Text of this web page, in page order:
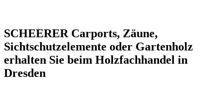
SCHEERER Carports, Zäune,
Sichtschutzelemente oder Gartenholz
erhalten Sie beim Holzfachhandel in
Dresden